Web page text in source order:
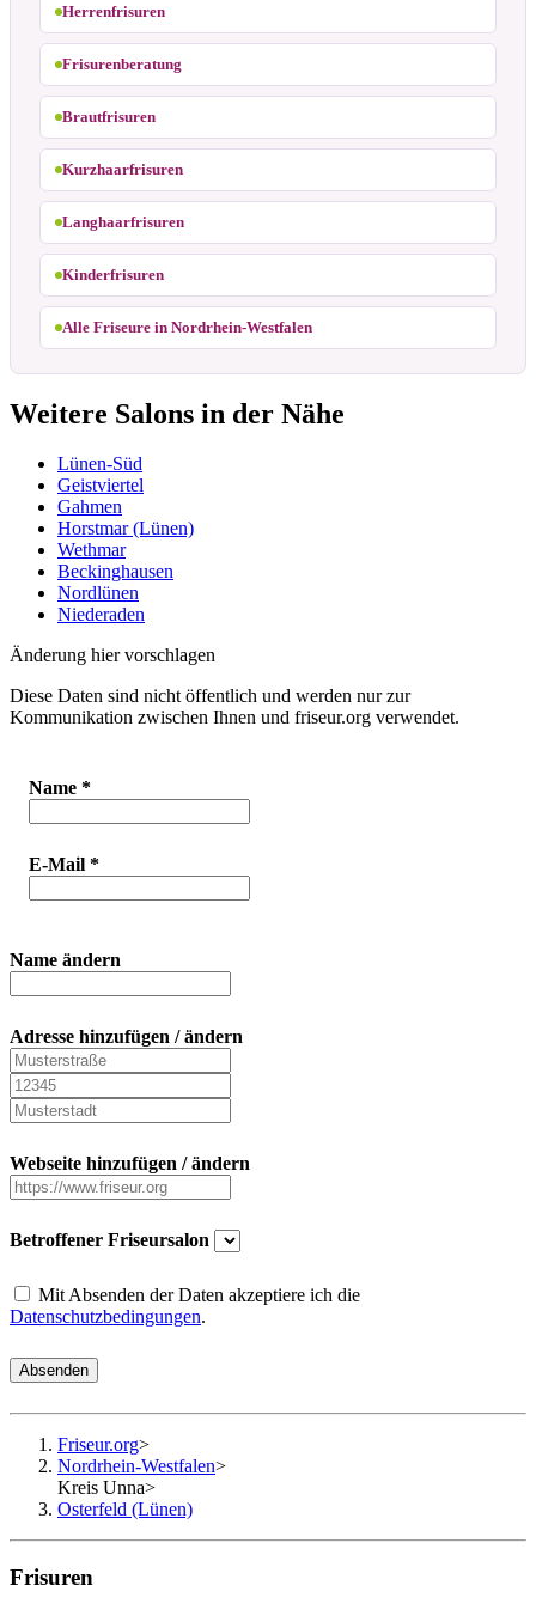
Herrenfrisuren
Frisurenberatung
Brautfrisuren
Kurzhaarfrisuren
Langhaarfrisuren
Kinderfrisuren
Alle Friseure in Nordrhein-Westfalen
Weitere Salons in der Nähe
Lünen-Süd
Geistviertel
Gahmen
Horstmar (Lünen)
Wethmar
Beckinghausen
Nordlünen
Niederaden
Änderung hier vorschlagen
Diese Daten sind nicht öffentlich und werden nur zur
Kommunikation zwischen Ihnen und friseur.org verwendet.
Name *
E-Mail *
Name ändern
Adresse hinzufügen / ändern
Webseite hinzufügen / ändern
Betroffener Friseursalon
Mit Absenden der Daten akzeptiere ich die
Datenschutzbedingungen.
Absenden
Friseur.org>
Nordrhein-Westfalen>
Kreis Unna>
Osterfeld (Lünen)
Frisuren